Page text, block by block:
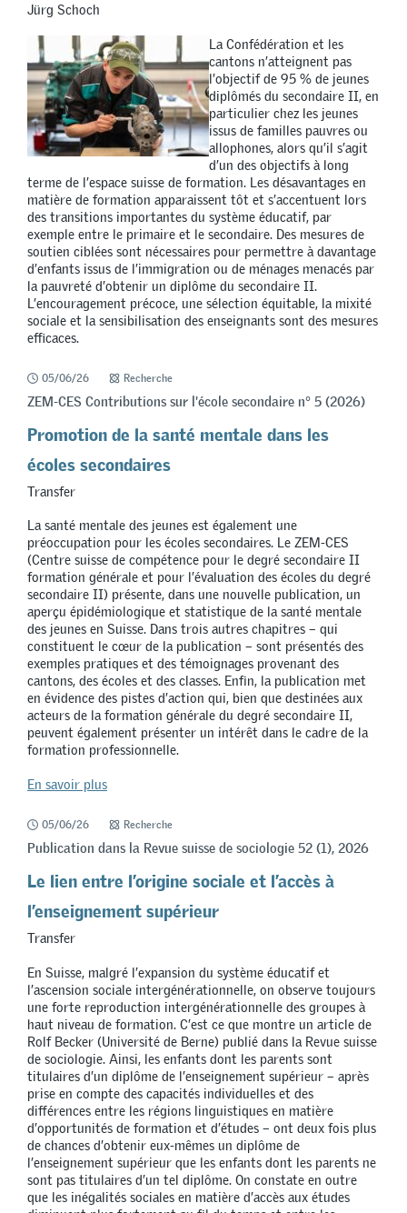
Jürg Schoch
La Confédération et les
cantons n’atteignent pas
l’objectif de 95 % de jeunes
diplômés du secondaire II, en
particulier chez les jeunes
issus de familles pauvres ou
allophones, alors qu’il s’agit
d’un des objectifs à long
terme de l’espace suisse de formation. Les désavantages en
matière de formation apparaissent tôt et s’accentuent lors
des transitions importantes du système éducatif, par
exemple entre le primaire et le secondaire. Des mesures de
soutien ciblées sont nécessaires pour permettre à davantage
d’enfants issus de l’immigration ou de ménages menacés par
la pauvreté d’obtenir un diplôme du secondaire II.
L’encouragement précoce, une sélection équitable, la mixité
sociale et la sensibilisation des enseignants sont des mesures
efficaces.
05/06/26 Recherche
ZEM-CES Contributions sur l'école secondaire n° 5 (2026)
Promotion de la santé mentale dans les
écoles secondaires
Transfer
La santé mentale des jeunes est également une
préoccupation pour les écoles secondaires. Le ZEM-CES
(Centre suisse de compétence pour le degré secondaire II
formation générale et pour l’évaluation des écoles du degré
secondaire II) présente, dans une nouvelle publication, un
aperçu épidémiologique et statistique de la santé mentale
des jeunes en Suisse. Dans trois autres chapitres – qui
constituent le cœur de la publication – sont présentés des
exemples pratiques et des témoignages provenant des
cantons, des écoles et des classes. Enfin, la publication met
en évidence des pistes d’action qui, bien que destinées aux
acteurs de la formation générale du degré secondaire II,
peuvent également présenter un intérêt dans le cadre de la
formation professionnelle.
En savoir plus
05/06/26 Recherche
Publication dans la Revue suisse de sociologie 52 (1), 2026
Le lien entre l’origine sociale et l’accès à
l’enseignement supérieur
Transfer
En Suisse, malgré l’expansion du système éducatif et
l’ascension sociale intergénérationnelle, on observe toujours
une forte reproduction intergénérationnelle des groupes à
haut niveau de formation. C’est ce que montre un article de
Rolf Becker (Université de Berne) publié dans la Revue suisse
de sociologie. Ainsi, les enfants dont les parents sont
titulaires d’un diplôme de l’enseignement supérieur – après
prise en compte des capacités individuelles et des
différences entre les régions linguistiques en matière
d’opportunités de formation et d’études – ont deux fois plus
de chances d’obtenir eux-mêmes un diplôme de
l’enseignement supérieur que les enfants dont les parents ne
sont pas titulaires d’un tel diplôme. On constate en outre
que les inégalités sociales en matière d’accès aux études